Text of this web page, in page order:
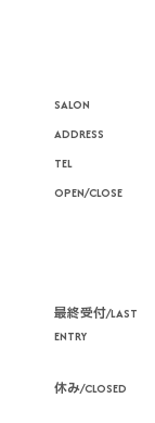
SALON
ADDRESS
TEL
OPEN/CLOSE
最終受付/LAST
ENTRY
休み/CLOSED